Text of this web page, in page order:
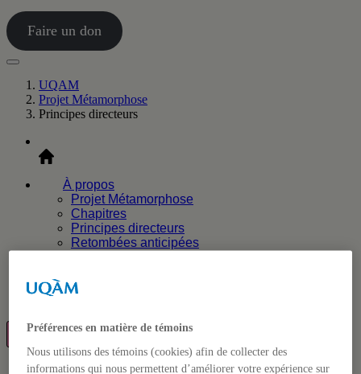
Faire un don
UQAM
Projet Métamorphose
Principes directeurs
Accueil
À propos
Projet Métamorphose
Chapitres
Principes directeurs
Retombées anticipées
Vos suggestions
Faire un don
Préférences en matière de témoins
Nous utilisons des témoins (cookies) afin de collecter des
informations qui nous permettent d’améliorer votre expérience sur